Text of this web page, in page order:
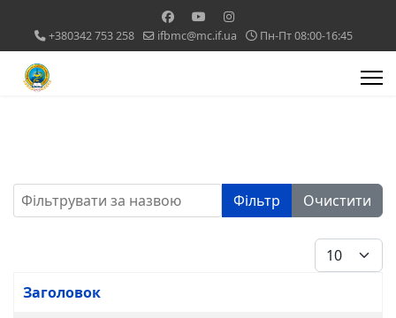
+380342 753 258 ifbmc@mc.if.ua Пн-Пт 08:00-16:45
Фільтрувати за назвою Фільтр Очистити
Показувати
Заголовок